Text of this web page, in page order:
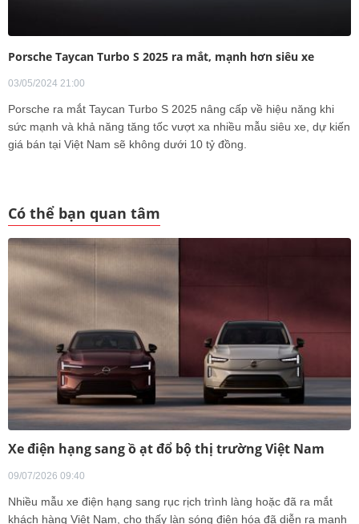
Porsche Taycan Turbo S 2025 ra mắt, mạnh hơn siêu xe
03/05/2024 21:00
Porsche ra mắt Taycan Turbo S 2025 nâng cấp về hiệu năng khi
sức mạnh và khả năng tăng tốc vượt xa nhiều mẫu siêu xe, dự kiến
giá bán tại Việt Nam sẽ không dưới 10 tỷ đồng.
Có thể bạn quan tâm
Xe điện hạng sang ồ ạt đổ bộ thị trường Việt Nam
09/07/2026 09:40
Nhiều mẫu xe điện hạng sang rục rịch trình làng hoặc đã ra mắt
khách hàng Việt Nam, cho thấy làn sóng điện hóa đã diễn ra mạnh